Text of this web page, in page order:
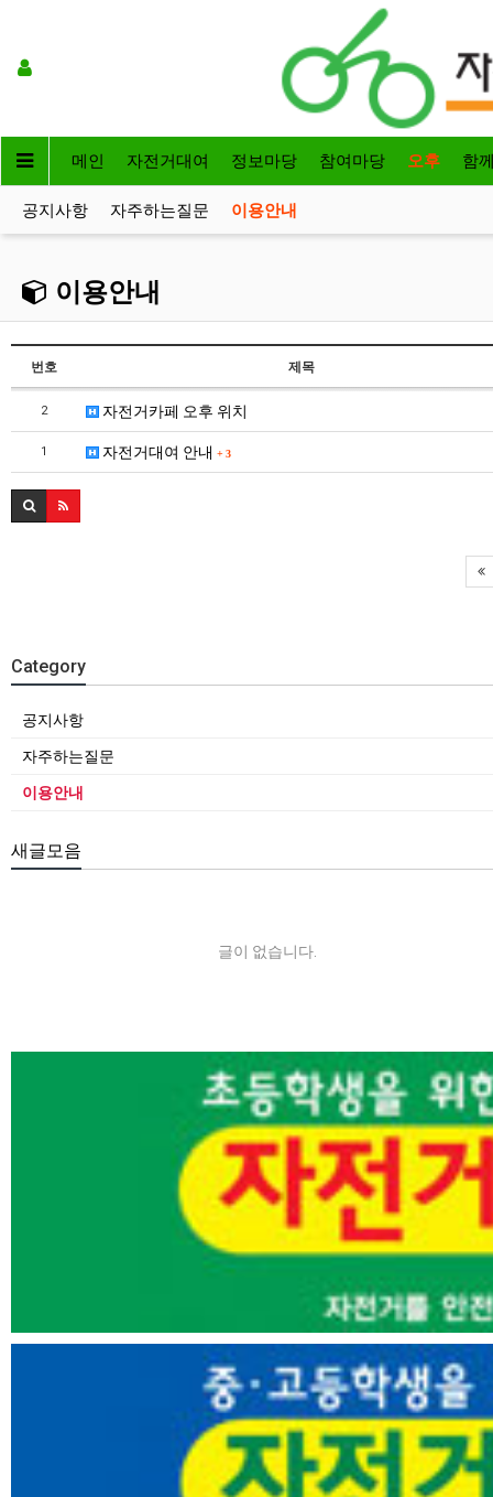
메인 자전거대여 정보마당 참여마당 오후 함
공지사항 자주하는질문 이용안내
이용안내
번호 제목
2 자전거카페 오후 위치
1 자전거대여 안내 + 3
Category
공지사항
자주하는질문
이용안내
새글모음
글이 없습니다.